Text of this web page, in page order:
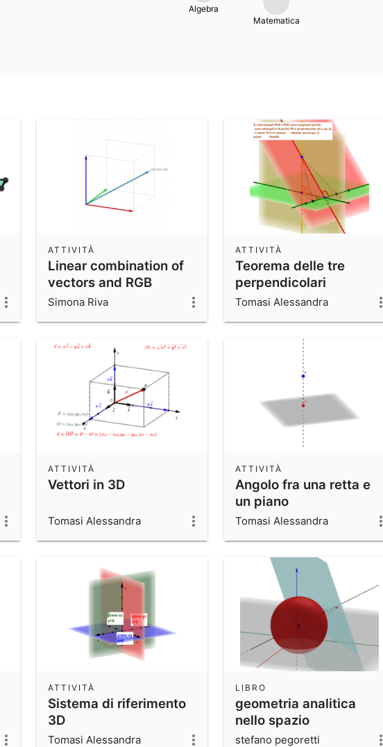
Algebra
Matematica
Linear combination of
vectors and RGB
colours
ATTIVITÀ
Simona Riva
Teorema delle tre
perpendicolari
ATTIVITÀ
Tomasi Alessandra
Vettori in 3D
ATTIVITÀ
Tomasi Alessandra
Angolo fra una retta e
un piano
ATTIVITÀ
Tomasi Alessandra
Sistema di riferimento
3D
ATTIVITÀ
Tomasi Alessandra
geometria analitica
nello spazio
LIBRO
stefano pegoretti